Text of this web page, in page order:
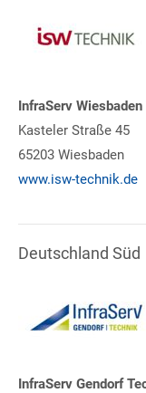
InfraServ
Kasteler Straße 45
65203 Wiesbaden
www.isw-technik.de
Deutschland Süd
InfraServ Gendorf